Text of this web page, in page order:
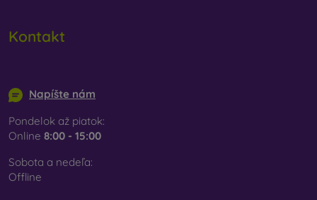
Kontakt
Napíšte nám
Pondelok až piatok:
Online 8:00 - 15:00
Sobota a nedeľa:
Offline